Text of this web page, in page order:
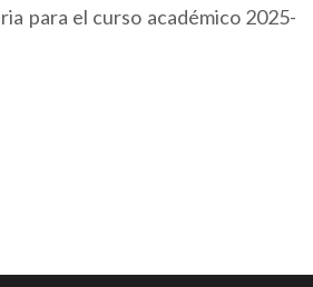
para el curso académico 2025-